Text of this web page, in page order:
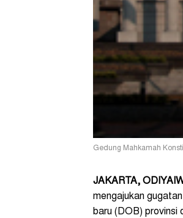
Gedung Mahkamah
JAKARTA,
mengajukan
baru (DOB) provinsi